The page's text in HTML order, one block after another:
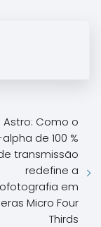
Astro: Como o
de 100 %
transmissão
redefine a
em
Micro Four
Thirds